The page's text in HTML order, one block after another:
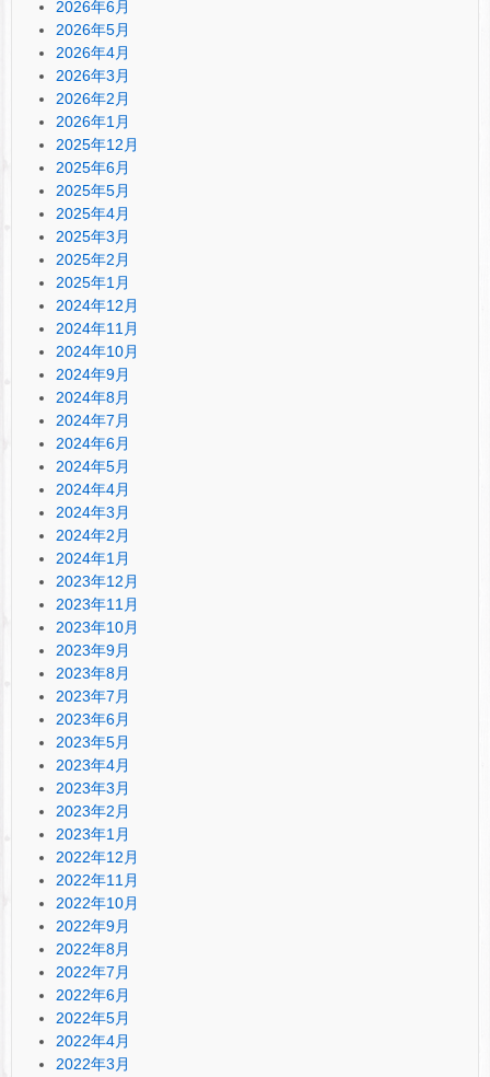
2026年6月
2026年5月
2026年4月
2026年3月
2026年2月
2026年1月
2025年12月
2025年6月
2025年5月
2025年4月
2025年3月
2025年2月
2025年1月
2024年12月
2024年11月
2024年10月
2024年9月
2024年8月
2024年7月
2024年6月
2024年5月
2024年4月
2024年3月
2024年2月
2024年1月
2023年12月
2023年11月
2023年10月
2023年9月
2023年8月
2023年7月
2023年6月
2023年5月
2023年4月
2023年3月
2023年2月
2023年1月
2022年12月
2022年11月
2022年10月
2022年9月
2022年8月
2022年7月
2022年6月
2022年5月
2022年4月
2022年3月